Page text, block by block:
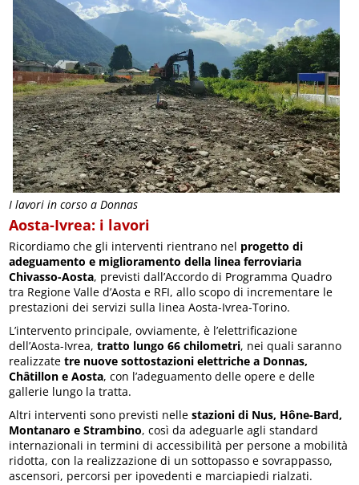
I lavori in corso a Donnas
Aosta-Ivrea: i lavori
Ricordiamo che gli interventi rientrano nel progetto di
adeguamento e miglioramento della linea ferroviaria
Chivasso-Aosta, previsti dall’Accordo di Programma Quadro
tra Regione Valle d’Aosta e RFI, allo scopo di incrementare le
prestazioni dei servizi sulla linea Aosta-Ivrea-Torino.
L’intervento principale, ovviamente, è l’elettrificazione
dell’Aosta-Ivrea,tratto lungo 66 chilometri, nei quali saranno
realizzatetre nuove sottostazioni elettriche a Donnas,
Châtillon e Aosta, con l’adeguamento delle opere e delle
gallerie lungo la tratta.
Altri interventi sono previsti nellestazioni di Nus, Hône-Bard,
Montanaro e Strambino, così da adeguarle agli standard
internazionali in termini di accessibilità per persone a mobilità
ridotta, con la realizzazione di un sottopasso e sovrappasso,
ascensori, percorsi per ipovedenti e marciapiedi rialzati.